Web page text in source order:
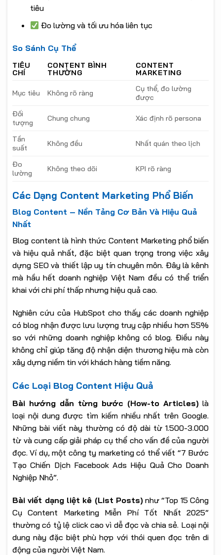
tiêu
Đo lường và tối ưu hóa liên tục
So Sánh Cụ Thể
TIÊU
CHÍ
CONTENT BÌNH
THƯỜNG
CONTENT
MARKETING
Mục tiêu Không rõ ràng
Cụ thể, đo lường
được
Đối
tượng
Chung chung Xác định rõ persona
Tần
suất
Không đều Nhất quán theo lịch
Đo
lường
Không theo dõi KPI rõ ràng
Các Dạng Content Marketing Phổ Biến
Blog Content – Nền Tảng Cơ Bản Và Hiệu Quả
Nhất
Blog content là hình thức Content Marketing phổ biến
và hiệu quả nhất, đặc biệt quan trọng trong việc xây
dựng SEO và thiết lập uy tín chuyên môn. Đây là kênh
mà hầu hết doanh nghiệp Việt Nam đều có thể triển
khai với chi phí thấp nhưng hiệu quả cao.
Nghiên cứu của HubSpot cho thấy các doanh nghiệp
có blog nhận được lưu lượng truy cập nhiều hơn 55%
so với những doanh nghiệp không có blog. Điều này
không chỉ giúp tăng độ nhận diện thương hiệu mà còn
xây dựng niềm tin với khách hàng tiềm năng.
Các Loại Blog Content Hiệu Quả
Bài hướng dẫn từng bước (How-to Articles) là
loại nội dung được tìm kiếm nhiều nhất trên Google.
Những bài viết này thường có độ dài từ 1.500-3.000
từ và cung cấp giải pháp cụ thể cho vấn đề của người
đọc. Ví dụ, một công ty marketing có thể viết “7 Bước
Tạo Chiến Dịch Facebook Ads Hiệu Quả Cho Doanh
Nghiệp Nhỏ”.
Bài viết dạng liệt kê (List Posts)như “Top 15 Công
Cụ Content Marketing Miễn Phí Tốt Nhất 2025”
thường có tỷ lệ click cao vì dễ đọc và chia sẻ. Loại nội
dung này đặc biệt phù hợp với thói quen đọc trên di
động của người Việt Nam.